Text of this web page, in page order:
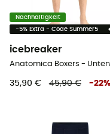
Nachhaltigkeit
-5% Extra - Code Summer5
icebreaker
35,90 € 45,90 € -22%